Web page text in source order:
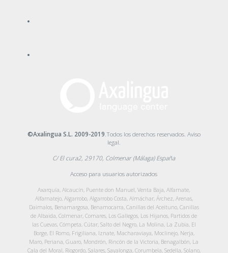
©Axalingua S.L. 2009-2019.Todos los derechos reservados. Aviso
legal.
C/ El cura2, 29170, Colmenar (Málaga) España
Acceso para usuarios autorizados
Axarquía, Alcaucín, Puente don Manuel, Venta Baja, Alfarnate,
Alfarnatejo, Algarrobo, Algarrobo Costa, Almáchar, Árchez, Arenas,
Daimalos, Benamargosa, Benamocarra, Canillas del Aceituno, Canillas
de Albaida, Colmenar, Comares, Los Gallegos, Los Hijanos, Partidos de
las Cuevas, Cómpeta, Cútar, Salto del Negro, La Molina, La Zubia, El
Borge, El Romo, Frigiliana, Iznate, Macharaviaya, Moclinejo, Nerja,
Maro, Periana, Guaro, Mondrón, Rincón de la Victoria, Benagalbón, La
Cala del Moral, Riogordo, Salares, Sayalonga, Corumbela, Sedella, Solano,